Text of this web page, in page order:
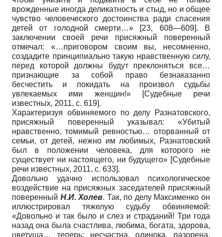
врожденные иногда деликатность и стыд, но и общее
чувство человеческого достоинства ради спасения
детей от голодной смерти…» [23, 608—609]. В
заключении своей речи присяжный поверенный
отмечал: «…приговором своим вы, несомненно,
создадите принципиально такую нравственную силу,
перед которой должны будут преклоняться все…
признающие за собой право безнаказанно
бесчестить и покидать на произвол судьбы
увлекаемых ими женщин!»
[Судебные речи
известных, 2011, с. 619].
Характеризуя обвиняемого по делу Разнатовского,
присяжный поверенный указывал: «Убитый
нравственно, томимый ревностью… оторванный от
семьи, от детей, нежно им любимых, Разнатовский
был в положении человека, для которого не
существует ни настоящего, ни будущего» [Судебные
речи известных, 2011, с. 633].
Довольно удачно использовал психологическое
воздействие на присяжных заседателей присяжный
поверенный Н.И. Холев. Так, по делу Максименко он
иллюстрировал тяжелую судьбу обвиняемой:
«Довольно и так было и слез и страданий! Три года
назад она была счастлива, любима, богата, здорова,
цветуща… теперь: несчастна, одинока, разорена,